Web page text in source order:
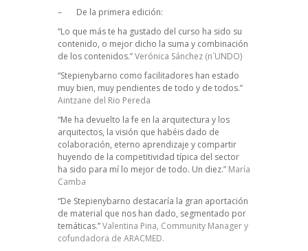
– De la primera edición:
“Lo que más te ha gustado del curso ha sido su
contenido, o mejor dicho la suma y combinación
de los contenidos.”Verónica Sánchez (n´UNDO)
“Stepienybarno como facilitadores han estado
muy bien, muy pendientes de todo y de todos.”
Aintzane del Rio Pereda
“Me ha devuelto la fe en la arquitectura y los
arquitectos, la visión que habéis dado de
colaboración, eterno aprendizaje y compartir
huyendo de la competitividad típica del sector
ha sido para mí lo mejor de todo. Un diez.” María
Camba
“De Stepienybarno destacaría la gran aportación
de material que nos han dado, segmentado por
temáticas.”Valentina Pina, Community Manager y
cofundadora de ARACMED.